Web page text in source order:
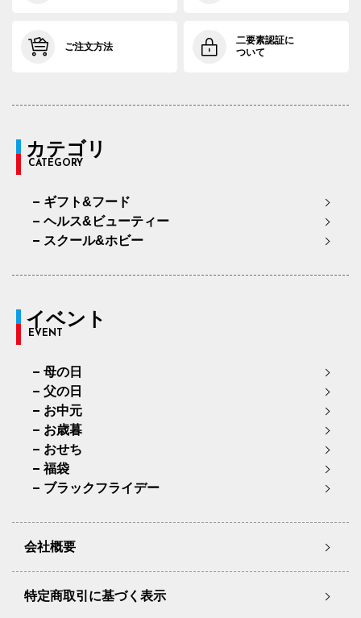
ご注文方法
二要素認証に
ついて
カテゴリ
CATEGORY
ギフト&フード
ヘルス&ビューティー
スクール&ホビー
イベント
EVENT
母の日
父の日
お中元
お歳暮
おせち
福袋
ブラックフライデー
会社概要
特定商取引に基づく表示